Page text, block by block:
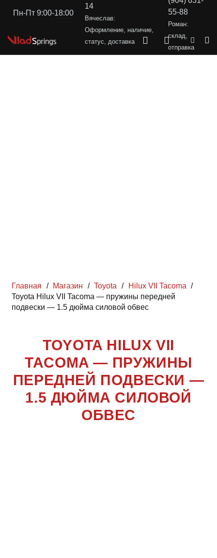
Пн-Пт 9:00-18:00
14
Вячеслав:
Оформление, наличие,
статус, доставка
55-88
Роман:
склад,
отправка
Главная / Магазин / Toyota / Hilux VII Tacoma /
Toyota Hilux VII Tacoma — пружины передней
подвески — 1.5 дюйма силовой обвес
TOYOTA HILUX VII
TACOMA — ПРУЖИНЫ
ПЕРЕДНЕЙ ПОДВЕСКИ —
1.5 ДЮЙМА СИЛОВОЙ
ОБВЕС